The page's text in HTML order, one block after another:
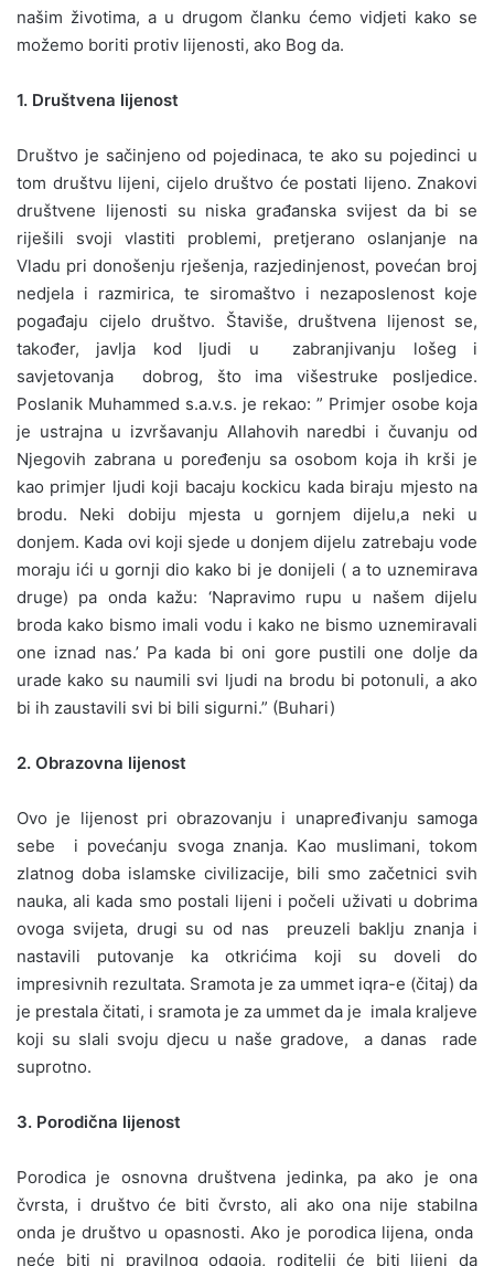
našim životima, a u drugom članku ćemo vidjeti kako se
možemo boriti protiv lijenosti, ako Bog da.
1. Društvena lijenost
Društvo je sačinjeno od pojedinaca, te ako su pojedinci u
tom društvu lijeni, cijelo društvo će postati lijeno. Znakovi
društvene lijenosti su niska građanska svijest da bi se
riješili svoji vlastiti problemi, pretjerano oslanjanje na
Vladu pri donošenju rješenja, razjedinjenost, povećan broj
nedjela i razmirica, te siromaštvo i nezaposlenost koje
pogađaju cijelo društvo. Štaviše, društvena lijenost se,
također, javlja kod ljudi u zabranjivanju lošeg i
savjetovanja dobrog, što ima višestruke posljedice.
Poslanik Muhammed s.a.v.s. je rekao: ” Primjer osobe koja
je ustrajna u izvršavanju Allahovih naredbi i čuvanju od
Njegovih zabrana u poređenju sa osobom koja ih krši je
kao primjer ljudi koji bacaju kockicu kada biraju mjesto na
brodu. Neki dobiju mjesta u gornjem dijelu,a neki u
donjem. Kada ovi koji sjede u donjem dijelu zatrebaju vode
moraju ići u gornji dio kako bi je donijeli ( a to uznemirava
druge) pa onda kažu: ‘Napravimo rupu u našem dijelu
broda kako bismo imali vodu i kako ne bismo uznemiravali
one iznad nas.’ Pa kada bi oni gore pustili one dolje da
urade kako su naumili svi ljudi na brodu bi potonuli, a ako
bi ih zaustavili svi bi bili sigurni.” (Buhari)
2. Obrazovna lijenost
Ovo je lijenost pri obrazovanju i unapređivanju samoga
sebe i povećanju svoga znanja. Kao muslimani, tokom
zlatnog doba islamske civilizacije, bili smo začetnici svih
nauka, ali kada smo postali lijeni i počeli uživati u dobrima
ovoga svijeta, drugi su od nas preuzeli baklju znanja i
nastavili putovanje ka otkrićima koji su doveli do
impresivnih rezultata. Sramota je za ummet iqra-e (čitaj) da
je prestala čitati, i sramota je za ummet da je imala kraljeve
koji su slali svoju djecu u naše gradove, a danas rade
suprotno.
3. Porodična lijenost
Porodica je osnovna društvena jedinka, pa ako je ona
čvrsta, i društvo će biti čvrsto, ali ako ona nije stabilna
onda je društvo u opasnosti. Ako je porodica lijena, onda
neće biti ni pravilnog odgoja, roditelji će biti lijeni da